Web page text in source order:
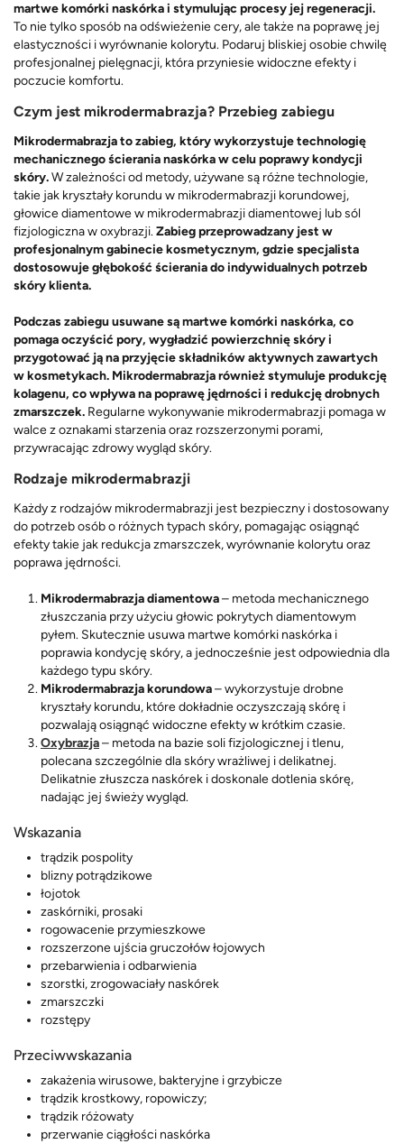
martwe komórki naskórka i stymulując procesy jej regeneracji.
To nie tylko sposób na odświeżenie cery, ale także na poprawę jej
elastyczności i wyrównanie kolorytu. Podaruj bliskiej osobie chwilę
profesjonalnej pielęgnacji, która przyniesie widoczne efekty i
poczucie komfortu.
Czym jest mikrodermabrazja? Przebieg zabiegu
Mikrodermabrazja to zabieg, który wykorzystuje technologię
mechanicznego ścierania naskórka w celu poprawy kondycji
skóry.W zależności od metody, używane są różne technologie,
takie jak kryształy korundu w mikrodermabrazji korundowej,
głowice diamentowe w mikrodermabrazji diamentowej lub sól
fizjologiczna w oxybrazji.Zabieg przeprowadzany jest w
profesjonalnym gabinecie kosmetycznym, gdzie specjalista
dostosowuje głębokość ścierania do indywidualnych potrzeb
skóry klienta.
Podczas zabiegu usuwane są martwe komórki naskórka, co
pomaga oczyścić pory, wygładzić powierzchnię skóry i
przygotować ją na przyjęcie składników aktywnych zawartych
w kosmetykach. Mikrodermabrazja również stymuluje produkcję
kolagenu, co wpływa na poprawę jędrności i redukcję drobnych
zmarszczek. Regularne wykonywanie mikrodermabrazji pomaga w
walce z oznakami starzenia oraz rozszerzonymi porami,
przywracając zdrowy wygląd skóry.
Rodzaje mikrodermabrazji
Każdy z rodzajów mikrodermabrazji jest bezpieczny i dostosowany
do potrzeb osób o różnych typach skóry, pomagając osiągnąć
efekty takie jak redukcja zmarszczek, wyrównanie kolorytu oraz
poprawa jędrności.
Mikrodermabrazja diamentowa– metoda mechanicznego
złuszczania przy użyciu głowic pokrytych diamentowym
pyłem. Skutecznie usuwa martwe komórki naskórka i
poprawia kondycję skóry, a jednocześnie jest odpowiednia dla
każdego typu skóry.
Mikrodermabrazja korundowa– wykorzystuje drobne
kryształy korundu, które dokładnie oczyszczają skórę i
pozwalają osiągnąć widoczne efekty w krótkim czasie.
Oxybrazja– metoda na bazie soli fizjologicznej i tlenu,
polecana szczególnie dla skóry wrażliwej i delikatnej.
Delikatnie złuszcza naskórek i doskonale dotlenia skórę,
nadając jej świeży wygląd.
Wskazania
trądzik pospolity
blizny potrądzikowe
łojotok
zaskórniki, prosaki
rogowacenie przymieszkowe
rozszerzone ujścia gruczołów łojowych
przebarwienia i odbarwienia
szorstki, zrogowaciały naskórek
zmarszczki
rozstępy
Przeciwwskazania
zakażenia wirusowe, bakteryjne i grzybicze
trądzik krostkowy, ropowiczy;
trądzik różowaty
przerwanie ciągłości naskórka